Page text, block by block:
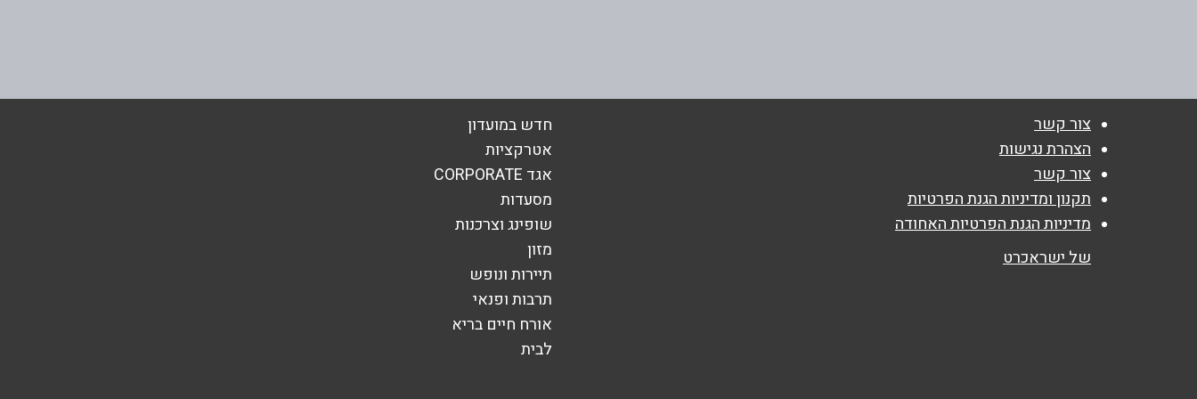
טלפון* אימייל*
אנא חזרו אלי בקשר ל...
הודעה*
צור קשר
הצהרת נגישות
צור קשר
תקנון ומדיניות הגנת הפרטיות
מדיניות הגנת הפרטיות האחודה
של ישראכרט
חדש במועדון
אטרקציות
אגד CORPORATE
מסעדות
שופינג וצרכנות
מזון
תיירות ונופש
תרבות ופנאי
אורח חיים בריא
לבית